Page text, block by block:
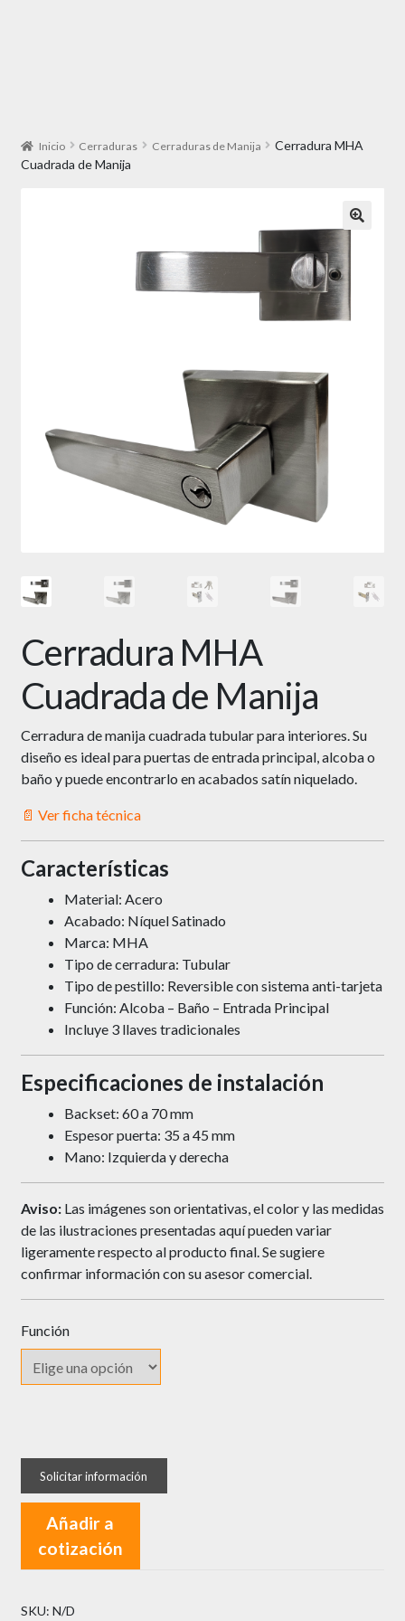
Inicio Cerraduras Cerraduras de Manija
Cerradura MHA
Cuadrada de Manija
Cerradura MHA
Cuadrada de Manija
Cerradura de manija cuadrada tubular para interiores. Su
diseño es ideal para puertas de entrada principal, alcoba o
baño y puede encontrarlo en acabados satín niquelado.
📄 Ver ficha técnica
Características
Material: Acero
Acabado: Níquel Satinado
Marca: MHA
Tipo de cerradura: Tubular
Tipo de pestillo: Reversible con sistema anti-tarjeta
Función: Alcoba – Baño – Entrada Principal
Incluye 3 llaves tradicionales
Especificaciones de instalación
Backset: 60 a 70 mm
Espesor puerta: 35 a 45 mm
Mano: Izquierda y derecha
Aviso:Las imágenes son orientativas, el color y las medidas
de las ilustraciones presentadas aquí pueden variar
ligeramente respecto al producto final. Se sugiere
confirmar información con su asesor comercial.
Función
MHA
Cuadrada
Manija
cantidad
Añadir a
cotización
SKU: N/D